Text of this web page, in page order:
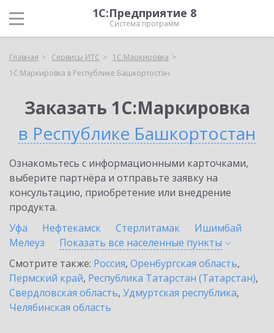
1С:Предприятие 8
Система программ
Главная Сервисы ИТС
1С:Маркировка
1С:Маркировка в Республике Башкортостан
Заказать 1С:Маркировка
в Республике Башкортостан
Ознакомьтесь с информационными карточками,
выберите партнёра и отправьте заявку на
консультацию, приобретение или внедрение
продукта.
Уфа
Нефтекамск Стерлитамак
Ишимбай
Мелеуз
Показать все населенные пункты
Смотрите также: Россия, Оренбургская область,
Пермский край, Республика Татарстан (Татарстан),
Свердловская область, Удмуртская республика,
Челябинская область